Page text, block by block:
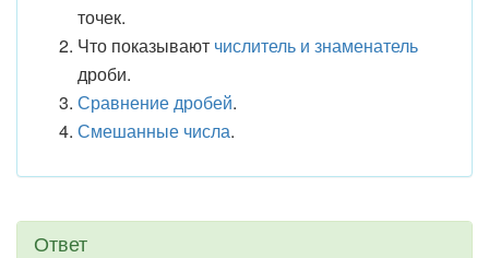
точек.
Что показывают числитель и знаменатель
дроби.
Сравнение дробей.
Смешанные числа.
Ответ